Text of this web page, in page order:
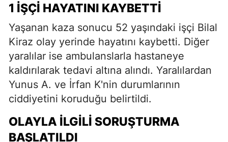
1 İŞÇI HAYATINI KAYBETTI
Yaşanan kaza sonucu 52 yaşındaki işçi Bilal
Kiraz olay yerinde hayatını kaybetti. Diğer
yaralılar ise ambulanslarla hastaneye
kaldırılarak tedavi altına alındı. Yaralılardan
Yunus A. ve İrfan K'nin durumlarının
ciddiyetini koruduğu belirtildi.
OLAYLA İLGILI SORUŞTURMA
BAŞLATILDI